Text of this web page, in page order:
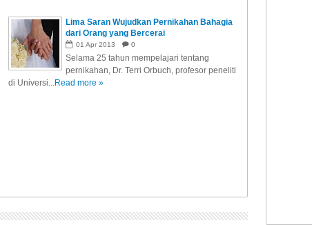
Lima Saran Wujudkan Pernikahan Bahagia
dari Orang yang Bercerai
01 Apr 2013 0
Selama 25 tahun mempelajari tentang
pernikahan, Dr. Terri Orbuch, profesor peneliti
di Universi...Read more »